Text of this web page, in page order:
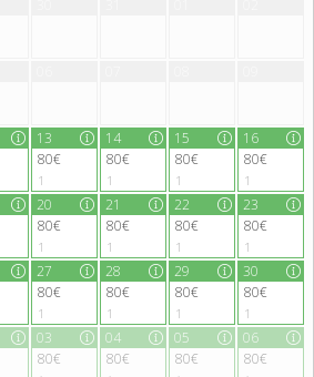
13
80€
1
14
80€
1
15
80€
1
16
80€
1
20
80€
1
21
80€
1
22
80€
1
23
80€
1
27
80€
1
28
80€
1
29
80€
1
30
80€
1
03
80€
04
80€
05
80€
06
80€